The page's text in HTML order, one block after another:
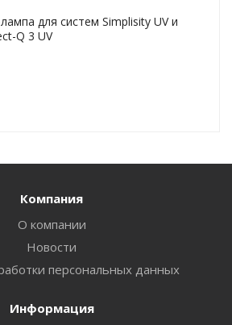
для систем Simplisity UV и
Q 3 UV
Компания
О компании
Новости
персональных данных
Информация